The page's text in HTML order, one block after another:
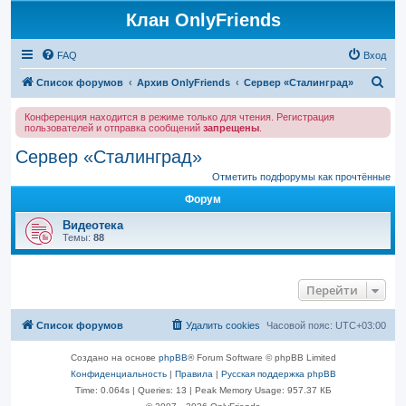
Клан OnlyFriends
FAQ Вход
Список форумов Архив OnlyFriends Сервер «Сталинград»
Конференция находится в режиме только для чтения. Регистрация
пользователей и отправка сообщений запрещены
Сервер «Сталинград»
Отметить подфорумы как прочтённые
Форум
Видеотека
Темы: 88
Перейти
Список форумов Часовой пояс: UTC+03:00
Удалить cookies
Создано на основе phpBB® Forum Software © phpBB Limited
Конфиденциальность| Правила | Русская поддержка phpBB
Time: 0.064s| Queries: 13 | Peak Memory Usage: 957.37 КБ